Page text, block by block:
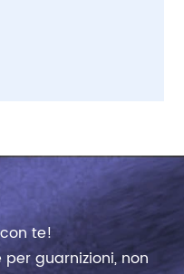
te!
guarnizioni, non